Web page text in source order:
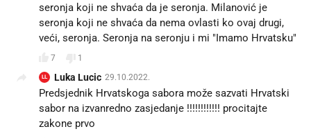
seronja koji ne shvaća da je seronja. Milanović je
seronja koji ne shvaća da nema ovlasti ko ovaj drugi,
veći, seronja. Seronja na seronju i mi "Imamo Hrvatsku"
7 1
LL Luka Lucic 29.10.2022.
Predsjednik Hrvatskoga sabora može sazvati Hrvatski
sabor na izvanredno zasjedanje !!!!!!!!!!!! procitajte
zakone prvo